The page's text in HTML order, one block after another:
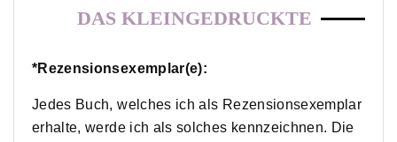
DAS KLEINGEDRUCKTE
*Rezensionsexemplar(e):
Jedes Buch, welches ich als Rezensionsexemplar
erhalte, werde ich als solches kennzeichnen. Die